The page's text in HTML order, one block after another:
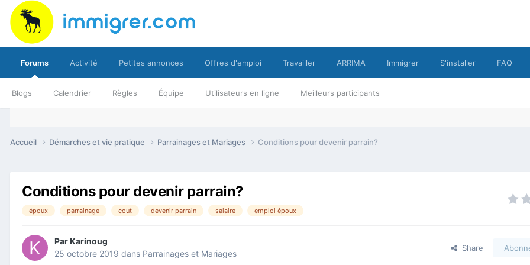
Forums
Blogs Calendrier Règles Équipe Utilisateurs en ligne Meilleurs participants
Activité Petites annonces Offres d'emploi Travailler ARRIMA Immigrer S'installer FAQ
Accueil Démarches et vie pratique Parrainages et Mariages Conditions pour devenir parrain?
Conditions pour devenir parrain?
époux parrainage cout devenir parrain salaire emploi époux
ParKarinoug
25 octobre 2019 dans Parrainages et Mariages
Share